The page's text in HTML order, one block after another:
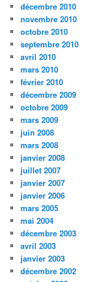
décembre 2010
novembre 2010
octobre 2010
septembre 2010
avril 2010
mars 2010
février 2010
décembre 2009
octobre 2009
mars 2009
juin 2008
mars 2008
janvier 2008
juillet 2007
janvier 2007
janvier 2006
mars 2005
mai 2004
décembre 2003
avril 2003
janvier 2003
décembre 2002